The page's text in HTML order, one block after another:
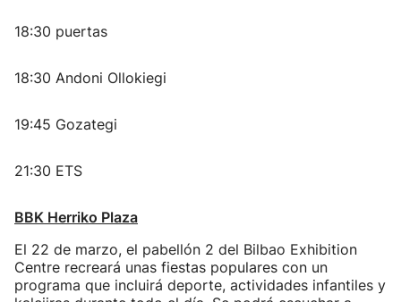
18:30 puertas
18:30 Andoni Ollokiegi
19:45 Gozategi
21:30 ETS
BBK Herriko Plaza
El 22 de marzo, el pabellón 2 del Bilbao Exhibition
Centre recreará unas fiestas populares con un
programa que incluirá deporte, actividades infantiles y